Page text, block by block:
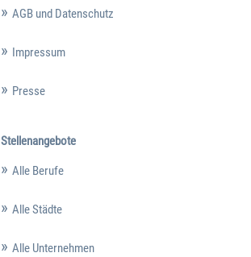
AGB und Datenschutz
Impressum
Presse
Stellenangebote
Alle Berufe
Alle Städte
Alle Unternehmen